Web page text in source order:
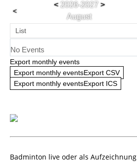
<
<2026-2027 >
August
List
No Events
Export monthly events
Export monthly eventsExport CSV
Export monthly eventsExport ICS
Badminton live oder als Aufzeichnung